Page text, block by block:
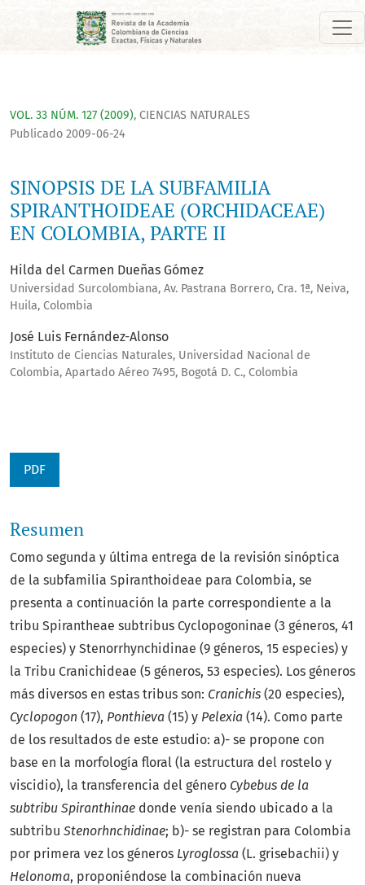
SINOPSIS DE LA SUBFAMILIA SPIRANTHOIDEAE
VOL. 33 NÚM. 127 (2009), CIENCIAS NATURALES
SINOPSIS DE LA SUBFAMILIA
SPIRANTHOIDEAE (ORCHIDACEAE)
EN COLOMBIA, PARTE II
Publicado 2009-06-24
Hilda del Carmen Dueñas Gómez
Universidad Surcolombiana, Av. Pastrana Borrero, Cra. 1ª, Neiva,
Huila, Colombia
José Luis Fernández-Alonso
Instituto de Ciencias Naturales, Universidad Nacional de
Colombia, Apartado Aéreo 7495, Bogotá D. C., Colombia
PDF
Resumen
Como segunda y última entrega de la revisión sinóptica
de la subfamilia Spiranthoideae para Colombia, se
presenta a continuación la parte correspondiente a la
tribu Spirantheae subtribus Cyclopogoninae (3 géneros, 41
especies) y Stenorrhynchidinae (9 géneros, 15 especies) y
la Tribu Cranichideae (5 géneros, 53 especies). Los géneros
más diversos en estas tribus son: Cranichis (20 especies),
Cyclopogon (17), Ponthieva (15) y Pelexia (14). Como parte
de los resultados de este estudio: a)- se propone con
base en la morfología floral (la estructura del rostelo y
viscidio), la transferencia del género Cybebus de la
subtribu Spiranthinae donde venía siendo ubicado a la
subtribu Stenorhnchidinae; b)- se registran para Colombia
por primera vez los géneros Lyroglossa (L. grisebachii) y
Helonoma, proponiéndose la combinación nueva